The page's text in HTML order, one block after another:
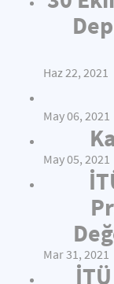
Haz 22, 2021
May 06, 2021
May 05, 2021
Mar 31, 2021